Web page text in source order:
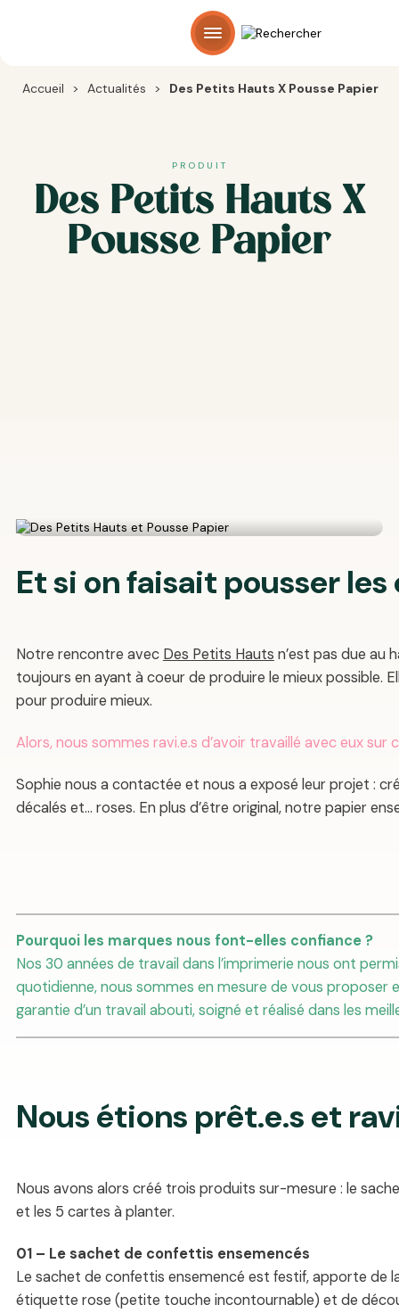
Accueil > Actualités > Des Petits Hauts X Pousse Papier
PRODUIT
Des Petits Hauts X
Pousse Papier
Et si on faisait pousser
Notre rencontre avec Des Petits Hauts n’est pas due au
toujours en ayant à coeur de produire le mieux possible.
pour produire mieux.
Alors, nous sommes ravi.e.s d’avoir travaillé avec eux
Sophie nous a contactée et nous a exposé leur projet :
décalés et… roses. En plus d’être original, notre papier
Pourquoi les marques nous font-elles confiance ?
Nos 30 années de travail dans l’imprimerie nous ont
quotidienne, nous sommes en mesure de vous
garantie d’un travail abouti, soigné et réalisé dans les
Nous étions prêt.e.s et
Nous avons alors créé trois produits sur-mesure : le
et les 5 cartes à planter.
01 – Le sachet de confettis ensemencés
Le sachet de confettis ensemencé est festif, apporte de
étiquette rose (petite touche incontournable) et de